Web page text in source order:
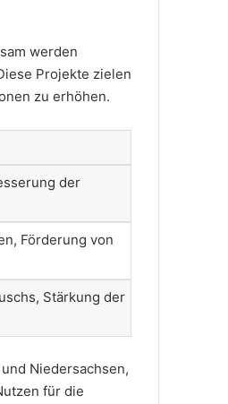
werden
Projekte zielen
zu erhöhen.
der
Förderung von
Stärkung der
Niedersachsen,
für die